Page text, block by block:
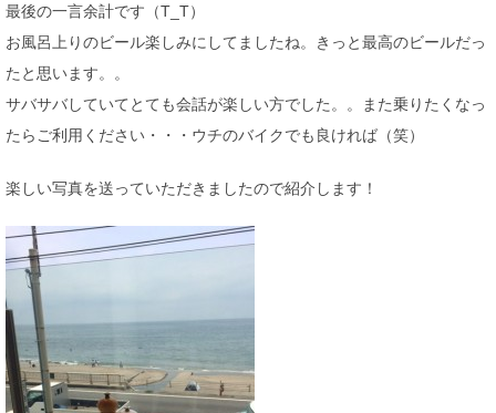
最後の一言余計です（T_T）
お風呂上りのビール楽しみにしてましたね。きっと最高のビールだっ
たと思います。。
サバサバしていてとても会話が楽しい方でした。。また乗りたくなっ
たらご利用ください・・・ウチのバイクでも良ければ（笑）
楽しい写真を送っていただきましたので紹介します！